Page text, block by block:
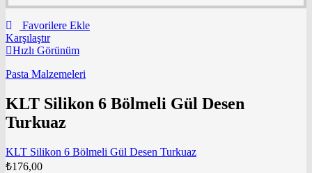
Favorilere Ekle
Karşılaştır
Hızlı Görünüm
Pasta Malzemeleri
KLT Silikon 6 Bölmeli Gül Desen
Turkuaz
KLT Silikon 6 Bölmeli Gül Desen Turkuaz
₺176,00